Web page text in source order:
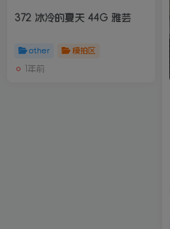
372 冰冷的夏天 44G 雅芸
other 模拍区
1年前